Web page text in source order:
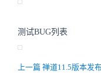
测试BUG列表